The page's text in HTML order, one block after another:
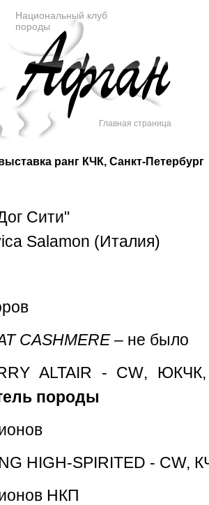
Национальный клуб
породы
Главная страница
ранг КЧК, Санкт-Петербург
Сити"
Salamon (Италия)
CASHMERE– не было
ALTAIR - CW,
породы
HIGH-SPIRITED - CW,
НКП